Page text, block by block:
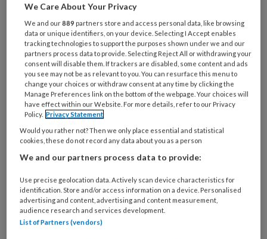
Het heeft ook een sociale kant. In de
stoel komen de verhalen van de cliënt.
Over van alles en nog wat: vakanties,
werk, kinderen - maar ook over de
moeilijke onderwerpen die bij het
leven horen, zoals ziekte en verlies.
Regelmatig horen pedicures heftige
persoonlijke verhalen.
PREMIUM
We Care About Your Privacy
We and our889 partners store and access personal data, like browsing
data or unique identifiers, on your device. Selecting I Accept enables
tracking technologies to support the purposes shown under we and our
partners process data to provide. Selecting Reject All or withdrawing your
consent will disable them. If trackers are disabled, some content and ads
you see may not be as relevant to you. You can resurface this menu to
change your choices or withdraw consent at any time by clicking the
Manage Preferences link on the bottom of the webpage. Your choices will
have effect within our Website. For more details, refer to our Privacy
Policy. Privacy Statement
Would you rather not? Then we only place essential and statistical
cookies, these do not record any data about you as a person
We and our partners process data to provide:
Use precise geolocation data. Actively scan device characteristics for
identification. Store and/or access information on a device. Personalised
advertising and content, advertising and content measurement,
audience research and services development.
List of Partners (vendors)